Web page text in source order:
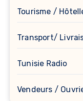
Tourisme /
Transport/
Tunisie Radio
Vendeurs /